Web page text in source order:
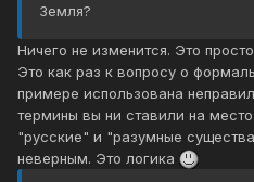
Земля?
Ничего не изменится. Это
Это как раз к вопросу о
примере использована
термины вы ни ставили на
"русские" и "разумные
неверным. Это логика